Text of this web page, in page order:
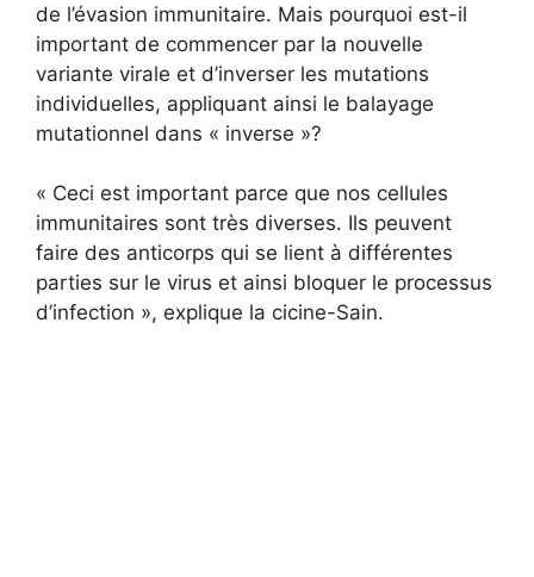
de l’évasion immunitaire. Mais pourquoi est-il
important de commencer par la nouvelle
variante virale et d’inverser les mutations
individuelles, appliquant ainsi le balayage
mutationnel dans « inverse »?
« Ceci est important parce que nos cellules
immunitaires sont très diverses. Ils peuvent
faire des anticorps qui se lient à différentes
parties sur le virus et ainsi bloquer le processus
d’infection », explique la cicine-Sain.